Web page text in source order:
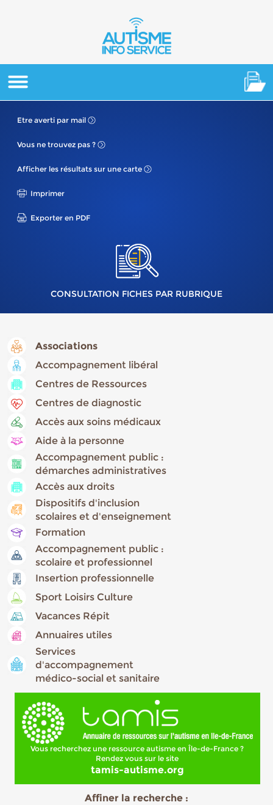
Etre averti par mail
Vous ne trouvez pas ?
Afficher les résultats sur une carte
Imprimer
Exporter en PDF
CONSULTATION FICHES PAR RUBRIQUE
Associations
Accompagnement libéral
Centres de Ressources
Centres de diagnostic
Accès aux soins médicaux
Aide à la personne
Accompagnement public :
démarches administratives
Accès aux droits
Dispositifs d'inclusion
scolaires et d'enseignement
Formation
Accompagnement public :
scolaire et professionnel
Insertion professionnelle
Sport Loisirs Culture
Vacances Répit
Annuaires utiles
Services
d'accompagnement
médico-social et sanitaire
Vous recherchez une ressource autisme en Île-de-France ?
Rendez vous sur le site
tamis-autisme.org
Affiner la recherche :